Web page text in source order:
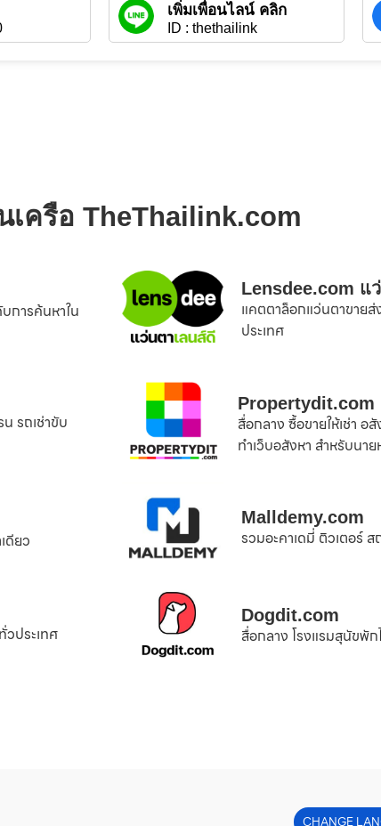
เพิ่มเพื่อนไลน์ คลิก
ID : thethailink
เครือ TheThailink.com
การค้นหาใน
รถเช่าขับ
ดียว
วประเทศ
Lensdee.com แ
แคตตาล็อกแว่นตาขาย
ประเทศ
Propertydit.com
สื่อกลาง ซื้อขายให้เช่า
ทำเว็บอสังหา สำหรับนา
Malldemy.com
รวมอะคาเดมี่ ติวเตอร์
Dogdit.com
สื่อกลาง โรงแรมสุนัขพั
CHANGE